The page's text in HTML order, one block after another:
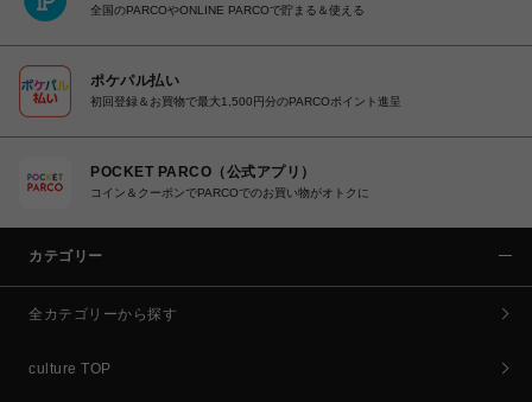
全国のPARCOやONLINE PARCOで貯まる＆使える
ポケパル払い
初回登録＆お買物で最大1,500円分のPARCOポイント進呈
POCKET PARCO（公式アプリ）
コイン＆クーポンでPARCOでのお買い物がオトクに
カテゴリー
全カテゴリーから探す
culture TOP